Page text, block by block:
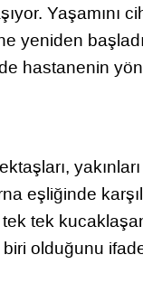
Yaşamını
yeniden
hastanenin
eşliğinde
tek
olduğunu